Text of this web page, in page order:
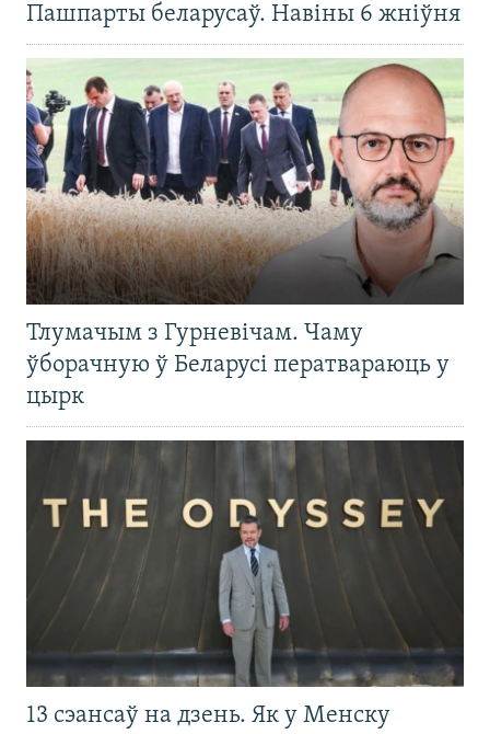
Пашпарты беларусаў. Навіны 6 жніўня
Тлумачым з Гурневічам. Чаму
ўборачную ў Беларусі ператвараюць у
цырк
13 сэансаў на дзень. Як у Менску